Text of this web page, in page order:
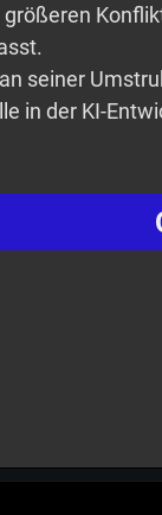
seiner
in der KI-